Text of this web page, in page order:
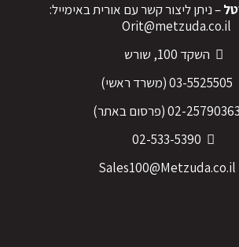
– ניתן ליצור קשר עם אורית באימייל:
Orit@metzuda.co.il
השקד 100, שורש
03-5525505(משרד ראשי)
02-25790363(פרסום באתר)
02-533-5390
Sales100@Metzuda.co.il